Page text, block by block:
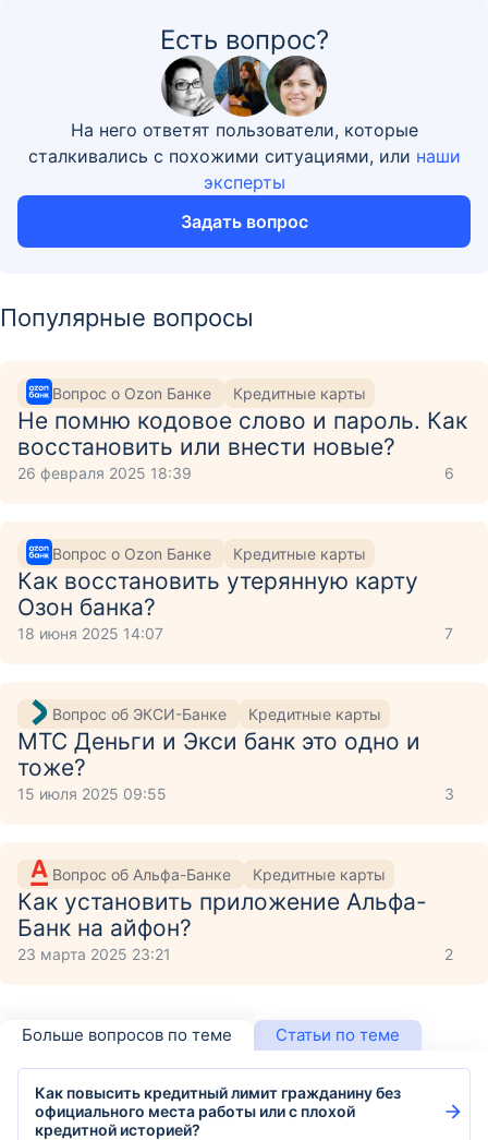
Есть вопрос?
На него ответят пользователи, которые
сталкивались с похожими ситуациями, или наши
эксперты
Задать вопрос
Популярные вопросы
Вопрос о Ozon Банке Кредитные карты
Не помню кодовое слово и пароль. Как
восстановить или внести новые?
26 февраля 2025 18:39 6
Вопрос о Ozon Банке Кредитные карты
Как восстановить утерянную карту
Озон банка?
18 июня 2025 14:07 7
Вопрос об ЭКСИ-Банке Кредитные карты
МТС Деньги и Экси банк это одно и
тоже?
15 июля 2025 09:55 3
Вопрос об Альфа-Банке Кредитные карты
Как установить приложение Aльфа-
Банк на айфон?
23 марта 2025 23:21 2
Больше вопросов по теме Статьи по теме
Как повысить кредитный лимит гражданину без
официального места работы или с плохой
кредитной историей?